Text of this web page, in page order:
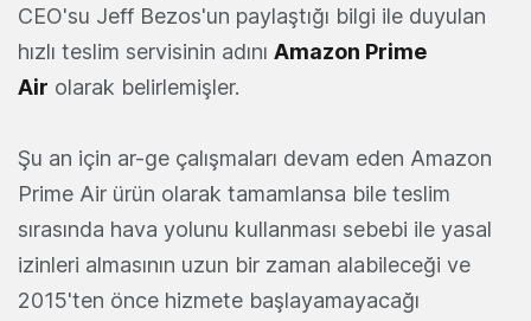
CEO'su Jeff Bezos'un paylaştığı bilgi ile duyulan
hızlı teslim servisinin adını Amazon Prime
Air olarak belirlemişler.
Şu an için ar-ge çalışmaları devam eden Amazon
Prime Air ürün olarak tamamlansa bile teslim
sırasında hava yolunu kullanması sebebi ile yasal
izinleri almasının uzun bir zaman alabileceği ve
2015'ten önce hizmete başlayamayacağı